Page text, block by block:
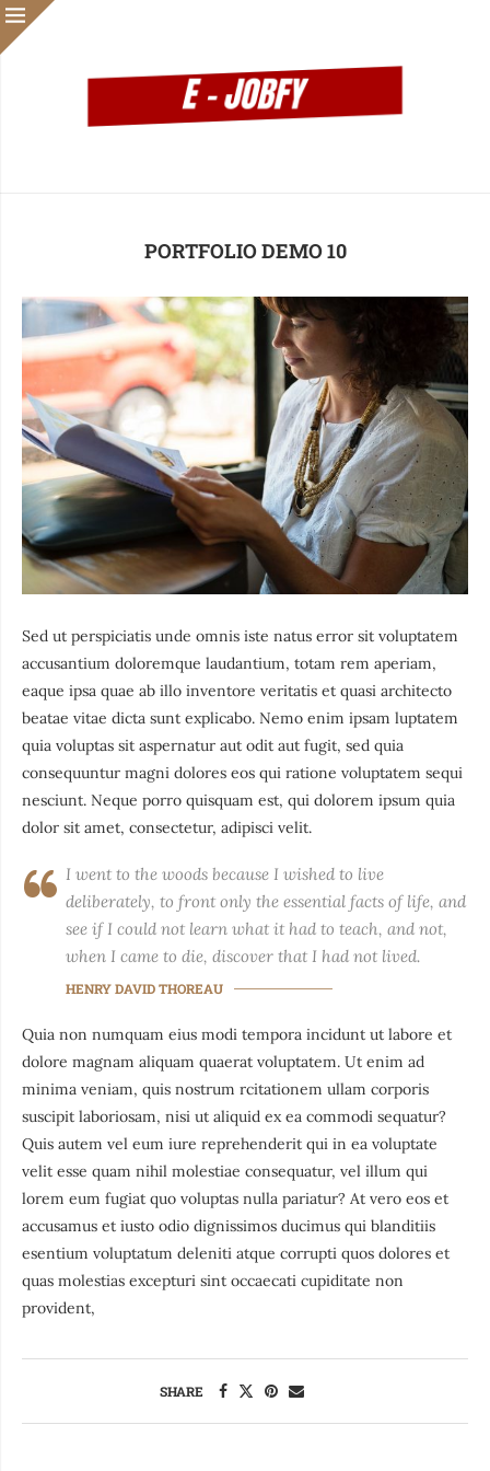
PORTFOLIO DEMO 10
Sed ut perspiciatis unde omnis iste natus error sit voluptatem
accusantium doloremque laudantium, totam rem aperiam,
eaque ipsa quae ab illo inventore veritatis et quasi architecto
beatae vitae dicta sunt explicabo. Nemo enim ipsam luptatem
quia voluptas sit aspernatur aut odit aut fugit, sed quia
consequuntur magni dolores eos qui ratione voluptatem sequi
nesciunt. Neque porro quisquam est, qui dolorem ipsum quia
dolor sit amet, consectetur, adipisci velit.
I went to the woods because I wished to live
deliberately, to front only the essential facts of life, and
see if I could not learn what it had to teach, and not,
when I came to die, discover that I had not lived.
HENRY DAVID THOREAU
Quia non numquam eius modi tempora incidunt ut labore et
dolore magnam aliquam quaerat voluptatem. Ut enim ad
minima veniam, quis nostrum rcitationem ullam corporis
suscipit laboriosam, nisi ut aliquid ex ea commodi sequatur?
Quis autem vel eum iure reprehenderit qui in ea voluptate
velit esse quam nihil molestiae consequatur, vel illum qui
lorem eum fugiat quo voluptas nulla pariatur? At vero eos et
accusamus et iusto odio dignissimos ducimus qui blanditiis
esentium voluptatum deleniti atque corrupti quos dolores et
quas molestias excepturi sint occaecati cupiditate non
provident,
SHARE